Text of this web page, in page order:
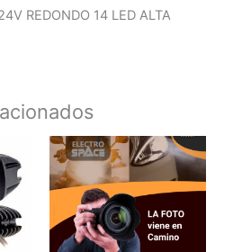
REDONDO 14 LED ALTA